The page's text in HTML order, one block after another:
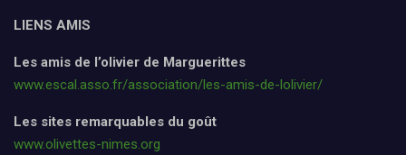
LIENS AMIS
Les amis de l’olivier de Marguerittes
www.escal.asso.fr/association/les-amis-de-lolivier/
Les sites remarquables du goût
www.olivettes-nimes.org